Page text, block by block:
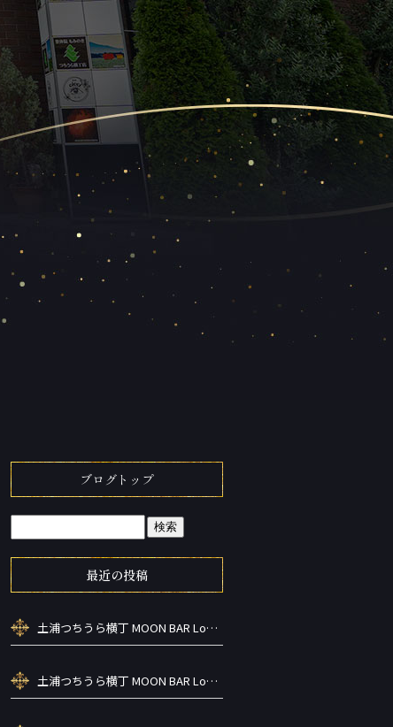
ブログトップ
最近の投稿
土浦つちうら横丁 MOON BAR Lounge ーズメントBAR シーシャカラ オケお酒
土浦つちうら横丁 MOON BAR Lounge ーズメントBAR シーシャカラ オケお酒